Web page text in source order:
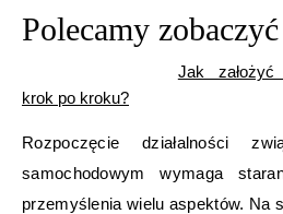
Polecamy zobaczyć
Jak założyć
krok po kroku?
Rozpoczęcie działalności
samochodowym wymaga
przemyślenia wielu aspektów. Na